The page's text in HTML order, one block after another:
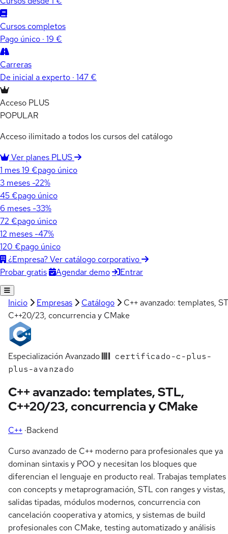
Cursos completos
Pago único · 19 €
Carreras
De inicial a experto · 147 €
Acceso PLUS
POPULAR
Acceso ilimitado a todos los cursos del catálogo
Ver planes PLUS
1 mes19 €pago único
3 meses -22%
45 €pago único
6 meses -33%
72 €pago único
12 meses -47%
120 €pago único
¿Empresa? Ver catálogo corporativo
Probar gratis
Agendar demo Entrar
Inicio Empresas Catálogo
C++ avanzado: templates,
C++20/23, concurrencia y CMake
Especialización Avanzado
certificado-c-plus-
plus-avanzado
C++ avanzado: templates, STL,
C++20/23, concurrencia y CMake
C++ ·Backend
Curso avanzado de C++ moderno para profesionales que ya
dominan sintaxis y POO y necesitan los bloques que
diferencian el lenguaje en producto real. Trabajas templates
con concepts y metaprogramación, STL con ranges y vistas,
salidas tipadas, módulos modernos, concurrencia con
cancelación cooperativa y atomics, y sistemas de build
profesionales con CMake, testing automatizado y análisis